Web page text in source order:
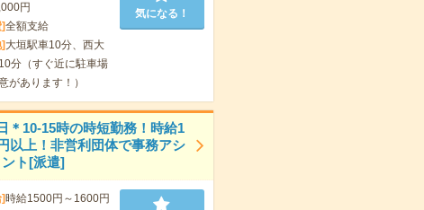
円
全額支給
大垣駅車10分、西大
分（すぐ近に駐車場
があります！）
気になる！
＊10-15時の時短勤務！時給1
以上！非営利団体で事務アシ
ント[派遣]
時給1500円～1600円